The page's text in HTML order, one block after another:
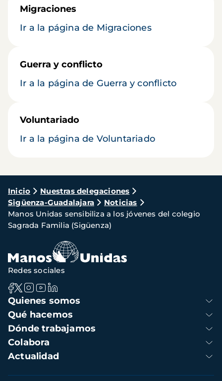
Migraciones
Ir a la página de Migraciones
Guerra y conflicto
Ir a la página de Guerra y conflicto
Voluntariado
Ir a la página de Voluntariado
Ruta
de
navegación
Inicio
Nuestras delegaciones
Sigüenza-Guadalajara
Noticias
Manos Unidas sensibiliza a los jóvenes del colegio
Sagrada Familia (Sigüenza)
Navegación
principal
Quienes somos
Qué hacemos
Dónde trabajamos
Colabora
Actualidad
Redes sociales